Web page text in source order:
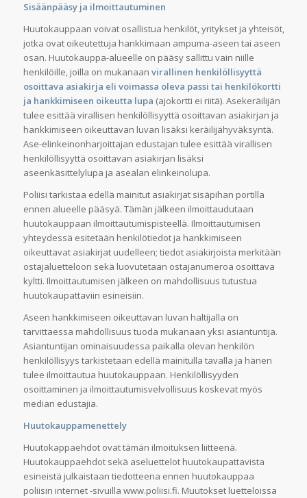
Sisäänpääsy ja ilmoittautuminen
Huutokauppaan voivat osallistua henkilöt, yritykset ja yhteisöt,
jotka ovat oikeutettuja hankkimaan ampuma-aseen tai aseen
osan. Huutokauppa-alueelle on pääsy sallittu vain niille
henkilöille, joilla on mukanaan virallinen henkilöllisyyttä
osoittava asiakirja eli voimassa oleva passi tai henkilökortti
ja hankkimiseen oikeutta lupa (ajokortti ei riitä). Asekeräilijän
tulee esittää virallisen henkilöllisyyttä osoittavan asiakirjan ja
hankkimiseen oikeuttavan luvan lisäksi keräilijähyväksyntä.
Ase-elinkeinonharjoittajan edustajan tulee esittää virallisen
henkilöllisyyttä osoittavan asiakirjan lisäksi
aseenkäsittelylupa ja asealan elinkeinolupa.
Poliisi tarkistaa edellä mainitut asiakirjat sisäpihan portilla
ennen alueelle pääsyä. Tämän jälkeen ilmoittaudutaan
huutokauppaan ilmoittautumispisteellä. Ilmoittautumisen
yhteydessä esitetään henkilötiedot ja hankkimiseen
oikeuttavat asiakirjat uudelleen; tiedot asiakirjoista merkitään
ostajaluetteloon sekä luovutetaan ostajanumeroa osoittava
kyltti. Ilmoittautumisen jälkeen on mahdollisuus tutustua
huutokaupattaviin esineisiin.
Aseen hankkimiseen oikeuttavan luvan haltijalla on
tarvittaessa mahdollisuus tuoda mukanaan yksi asiantuntija.
Asiantuntijan ominaisuudessa paikalla olevan henkilön
henkilöllisyys tarkistetaan edellä mainitulla tavalla ja hänen
tulee ilmoittautua huutokauppaan. Henkilöllisyyden
osoittaminen ja ilmoittautumisvelvollisuus koskevat myös
median edustajia.
Huutokauppamenettely
Huutokappaehdot ovat tämän ilmoituksen liitteenä.
Huutokauppaehdot sekä aseluettelot huutokaupattavista
esineistä julkaistaan tiedotteena ennen huutokauppaa
poliisin internet -sivuilla www.poliisi.fi. Muutokset luetteloissa